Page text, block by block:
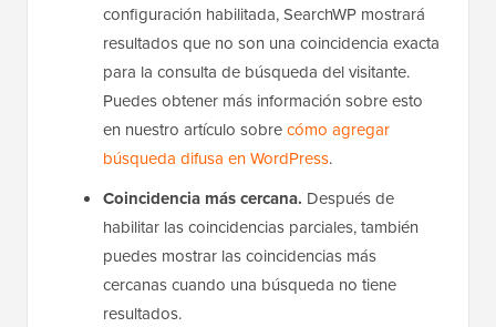
configuración habilitada, SearchWP mostrará
resultados que no son una coincidencia exacta
para la consulta de búsqueda del visitante.
Puedes obtener más información sobre esto
en nuestro artículo sobrecómo agregar
búsqueda difusa en WordPress.
Coincidencia más cercana. Después de
habilitar las coincidencias parciales, también
puedes mostrar las coincidencias más
cercanas cuando una búsqueda no tiene
resultados.